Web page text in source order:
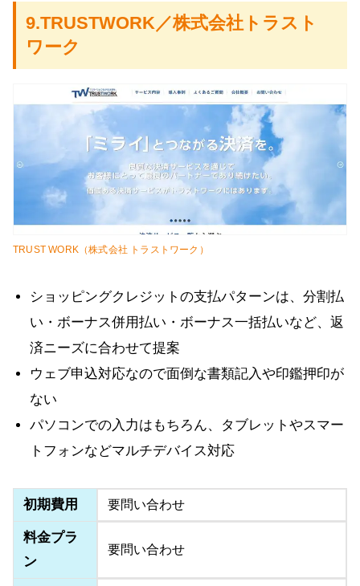
9.TRUSTWORK／株式会社トラスト
ワーク
TRUST WORK（株式会社 トラストワーク）
ショッピングクレジットの支払パターンは、分割払
い・ボーナス併用払い・ボーナス一括払いなど、返
済ニーズに合わせて提案
ウェブ申込対応なので面倒な書類記入や印鑑押印が
ない
パソコンでの入力はもちろん、タブレットやスマー
トフォンなどマルチデバイス対応
初期費用 要問い合わせ
料金プラ
ン
要問い合わせ